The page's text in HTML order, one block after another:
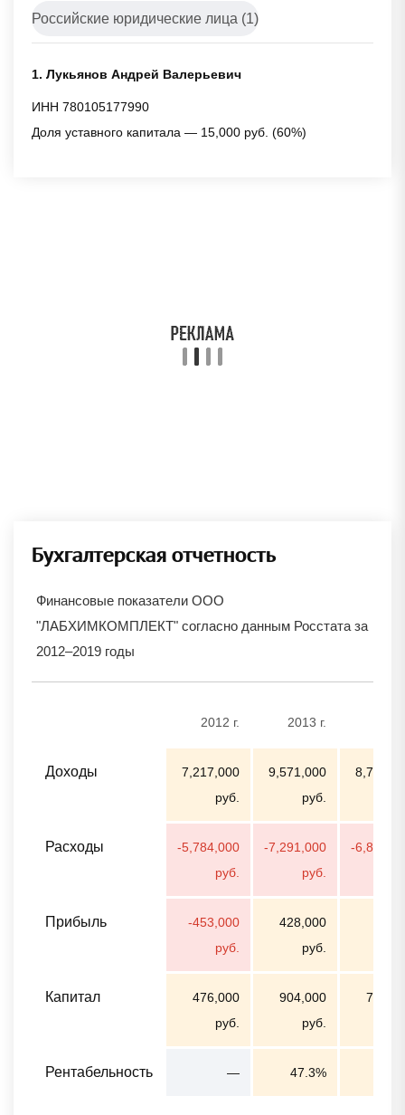
Российские юридические лица (1)
1. Лукьянов Андрей Валерьевич
ИНН 780105177990
Доля уставного капитала — 15,000 руб. (60%)
Бухгалтерская отчетность
Финансовые показатели ООО
"ЛАБХИМКОМПЛЕКТ" согласно данным Росстата за
2012–2019 годы
2012 г. 2013 г.
Доходы
7,217,000
руб.
9,571,000
руб.
Расходы
-5,784,000
руб.
-7,291,000
руб.
-
Прибыль
-453,000
руб.
428,000
руб.
Капитал
476,000
руб.
904,000
руб.
Рентабельность — 47.3%